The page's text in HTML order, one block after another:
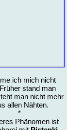
ich mich nicht
stand man
man nicht mehr
al­len Näh­ten.
*
Phä­no­men ist